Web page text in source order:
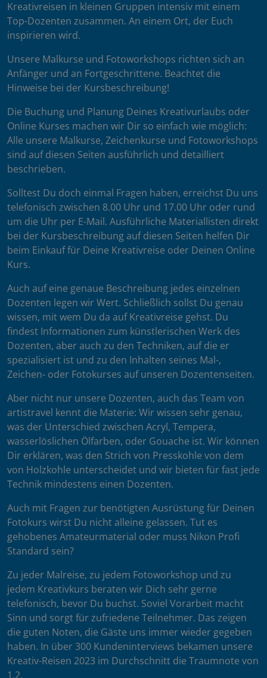
Kreativreisen in kleinen Gruppen intensiv mit einem
Top-Dozenten zusammen. An einem Ort, der Euch
inspirieren wird.
Unsere Malkurse und Fotoworkshops richten sich an
Anfänger und an Fortgeschrittene. Beachtet die
Hinweise bei der Kursbeschreibung!
Die Buchung und Planung Deines Kreativurlaubs oder
Online Kurses machen wir Dir so einfach wie möglich:
Alle unsere Malkurse, Zeichenkurse und Fotoworkshops
sind auf diesen Seiten ausführlich und detailliert
beschrieben.
Solltest Du doch einmal Fragen haben, erreichst Du uns
telefonisch zwischen 8.00 Uhr und 17.00 Uhr oder rund
um die Uhr per E-Mail. Ausführliche Materiallisten direkt
bei der Kursbeschreibung auf diesen Seiten helfen Dir
beim Einkauf für Deine Kreativreise oder Deinen Online
Kurs.
Auch auf eine genaue Beschreibung jedes einzelnen
Dozenten legen wir Wert. Schließlich sollst Du genau
wissen, mit wem Du da auf Kreativreise gehst. Du
findest Informationen zum künstlerischen Werk des
Dozenten, aber auch zu den Techniken, auf die er
spezialisiert ist und zu den Inhalten seines Mal-,
Zeichen- oder Fotokurses auf unseren Dozentenseiten.
Aber nicht nur unsere Dozenten, auch das Team von
artistravel kennt die Materie: Wir wissen sehr genau,
was der Unterschied zwischen Acryl, Tempera,
wasserlöslichen Ölfarben, oder Gouache ist. Wir können
Dir erklären, was den Strich von Presskohle von dem
von Holzkohle unterscheidet und wir bieten für fast jede
Technik mindestens einen Dozenten.
Auch mit Fragen zur benötigten Ausrüstung für Deinen
Fotokurs wirst Du nicht alleine gelassen. Tut es
gehobenes Amateurmaterial oder muss Nikon Profi
Standard sein?
Zu jeder Malreise, zu jedem Fotoworkshop und zu
jedem Kreativkurs beraten wir Dich sehr gerne
telefonisch, bevor Du buchst. Soviel Vorarbeit macht
Sinn und sorgt für zufriedene Teilnehmer. Das zeigen
die guten Noten, die Gäste uns immer wieder gegeben
haben. In über 300 Kundeninterviews bekamen unsere
Kreativ-Reisen 2023 im Durchschnitt die Traumnote von
1,2.